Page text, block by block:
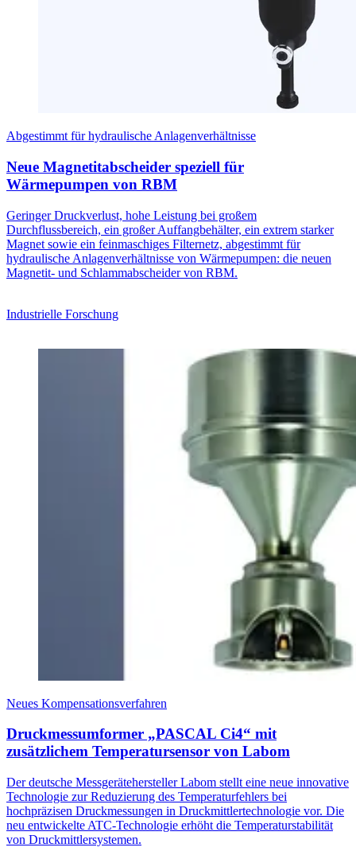
Abgestimmt für hydraulische Anlagenverhältnisse
Neue Magnetitabscheider speziell für
Wärmepumpen von RBM
Geringer Druckverlust, hohe Leistung bei großem
Durchflussbereich, ein großer Auffangbehälter, ein extrem starker
Magnet sowie ein feinmaschiges Filternetz, abgestimmt für
hydraulische Anlagenverhältnisse von Wärmepumpen: die neuen
Magnetit- und Schlammabscheider von RBM.
Industrielle Forschung
Neues Kompensationsverfahren
Druckmessumformer „PASCAL Ci4“ mit
zusätzlichem Temperatursensor von Labom
Der deutsche Messgerätehersteller Labom stellt eine neue innovative
Technologie zur Reduzierung des Temperaturfehlers bei
hochpräzisen Druckmessungen in Druckmittlertechnologie vor. Die
neu entwickelte ATC-Technologie erhöht die Temperaturstabilität
von Druckmittlersystemen.